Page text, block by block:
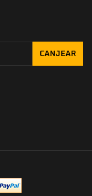
CANJEAR